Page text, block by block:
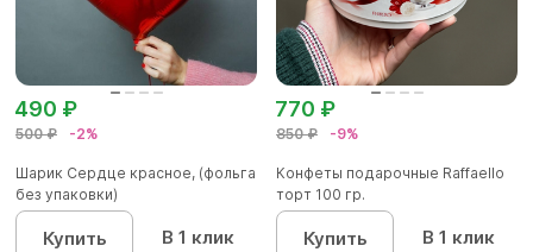
500 ₽ -2%
490 ₽
Шарик Сердце красное, (фольга
без упаковки)
Купить В 1 клик
850 ₽ -9%
770 ₽
Конфеты подарочные Raffaello
торт 100 гр.
Купить В 1 клик